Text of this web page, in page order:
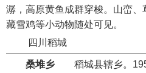
潺，高原黄鱼成群穿梭。山峦、
藏雪鸡等小动物随处可见。
四川稻城
桑堆乡 稻城县辖乡。